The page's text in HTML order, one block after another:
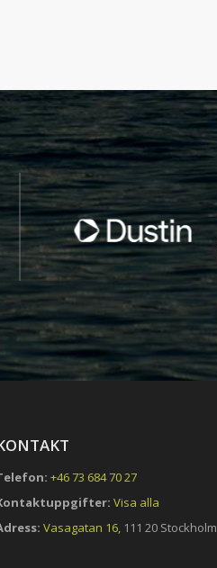
+46 73 684 70 27
Visa alla
Vasagatan 16, 111 20 Stockholm